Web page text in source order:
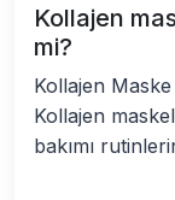
Kollajen
mi?
Kollajen
Kollajen
bakımı